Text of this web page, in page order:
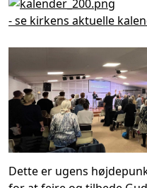
- se kirkens aktuelle
Dette er ugens